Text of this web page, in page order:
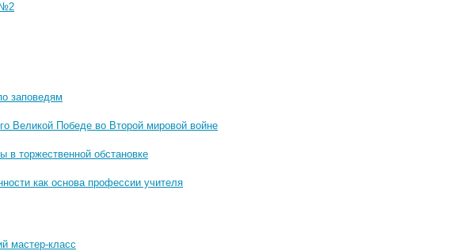
№2
заповедям
Великой Победе во Второй мировой войне
в торжественной обстановке
как основа профессии учителя
мастер-класс